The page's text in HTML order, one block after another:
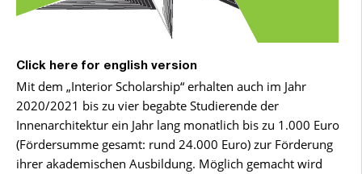
Click here for english version
Mit dem „Interior Scholarship“ erhalten auch im Jahr
2020/2021 bis zu vier begabte Studierende der
Innenarchitektur ein Jahr lang monatlich bis zu 1.000 Euro
(Fördersumme gesamt: rund 24.000 Euro) zur Förderung
ihrer akademischen Ausbildung. Möglich gemacht wird